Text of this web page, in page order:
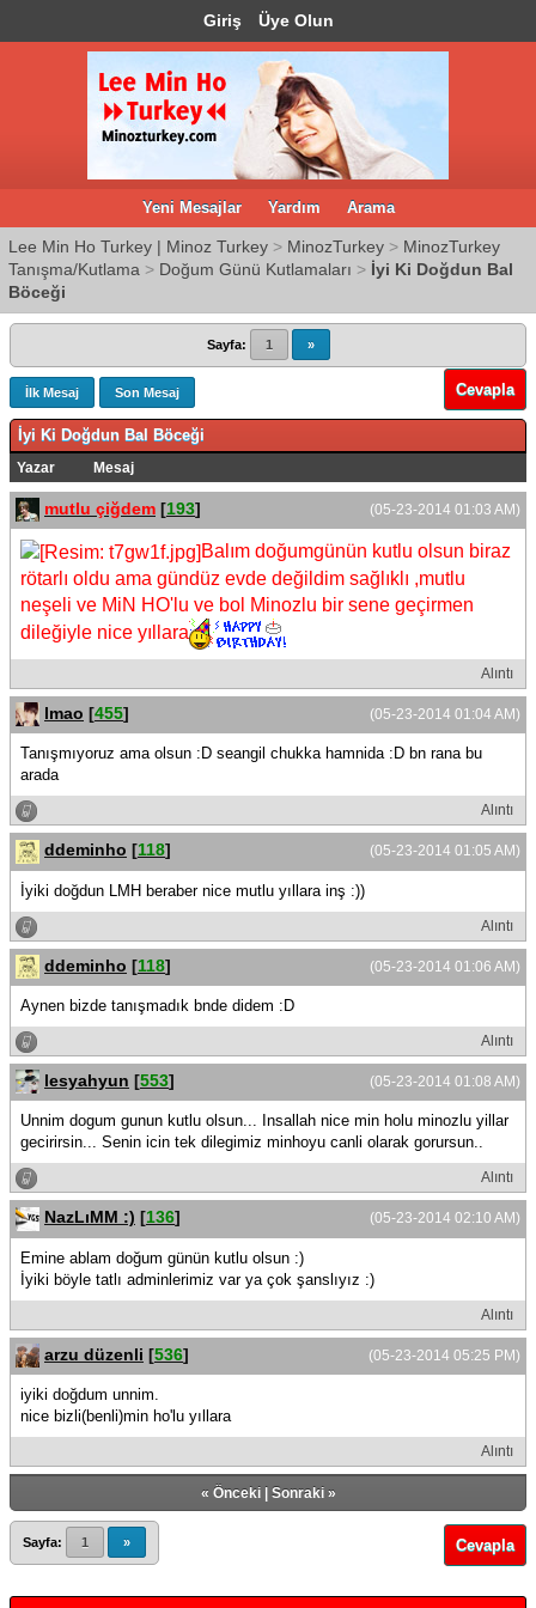
Giriş Üye Olun
Yeni Mesajlar Yardım Arama
Lee Min Ho Turkey | Minoz Turkey > MinozTurkey > MinozTurkey
Tanışma/Kutlama > Doğum Günü Kutlamaları > İyi Ki Doğdun Bal
Böceği
Sayfa: 1 »
İlk Mesaj Son Mesaj Cevapla
İyi Ki Doğdun Bal Böceği
Yazar Mesaj
(05-23-2014 01:03 AM)
mutlu çiğdem [193]
Balım doğumgünün kutlu olsun biraz
rötarlı oldu ama gündüz evde değildim sağlıklı ,mutlu
neşeli ve MiN HO'lu ve bol Minozlu bir sene geçirmen
dileğiyle nice yıllara
Alıntı
(05-23-2014 01:04 AM)
lmao [455]
Tanışmıyoruz ama olsun :D seangil chukka hamnida :D bn rana bu
arada
Alıntı
(05-23-2014 01:05 AM)
ddeminho [118]
İyiki doğdun LMH beraber nice mutlu yıllara inş :))
Alıntı
(05-23-2014 01:06 AM)
ddeminho [118]
Aynen bizde tanışmadık bnde didem :D
Alıntı
(05-23-2014 01:08 AM)
lesyahyun [553]
Unnim dogum gunun kutlu olsun... Insallah nice min holu minozlu yillar
gecirirsin... Senin icin tek dilegimiz minhoyu canli olarak gorursun..
Alıntı
(05-23-2014 02:10 AM)
NazLıMM :) [136]
Emine ablam doğum günün kutlu olsun :)
İyiki böyle tatlı adminlerimiz var ya çok şanslıyız :)
Alıntı
(05-23-2014 05:25 PM)
arzu düzenli [536]
iyiki doğdum unnim.
nice bizli(benli)min ho'lu yıllara
Alıntı
« Önceki| Sonraki»
Sayfa: 1 » Cevapla